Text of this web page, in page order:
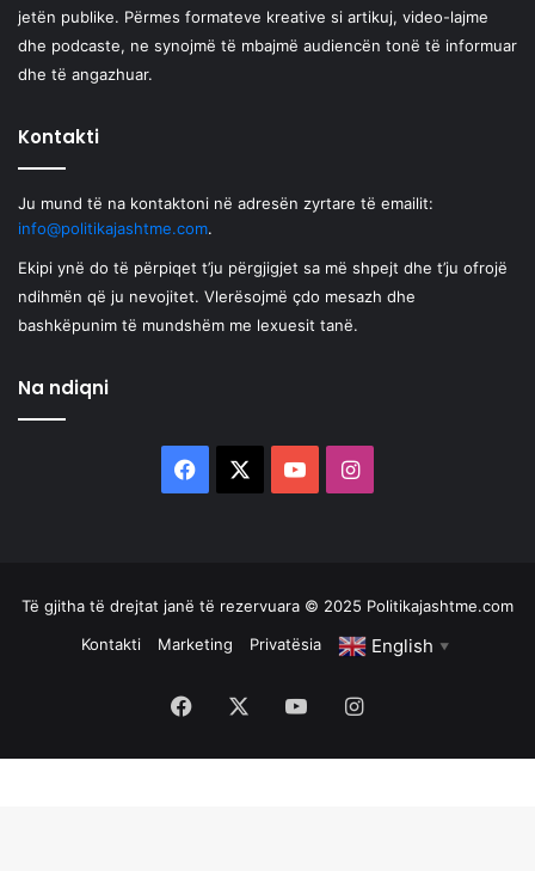
jetën publike. Përmes formateve kreative si artikuj, video-lajme
dhe podcaste, ne synojmë të mbajmë audiencën tonë të informuar
dhe të angazhuar.
Kontakti
Ju mund të na kontaktoni në adresën zyrtare të emailit:
info@politikajashtme.com.
Ekipi ynë do të përpiqet t’ju përgjigjet sa më shpejt dhe t’ju ofrojë
ndihmën që ju nevojitet. Vlerësojmë çdo mesazh dhe
bashkëpunim të mundshëm me lexuesit tanë.
Na ndiqni
Facebook YouTubeInstagram
Të gjitha të drejtat janë të rezervuara © 2025 Politikajashtme.com
Kontakti
Marketing Privatësia English ▼
Facebook YouTubeInstagram